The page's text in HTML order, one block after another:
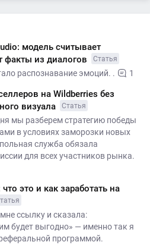
модель считывает
факты из диалогов
Статья
распознавание эмоций. . 1
на Wildberries без
визуала
Статья
мы разберем стратегию победы
в условиях заморозки новых
служба обязала
для всех участников рынка.
это и как заработать на
ссылку и сказала:
будет выгодно» — именно так я
программой.